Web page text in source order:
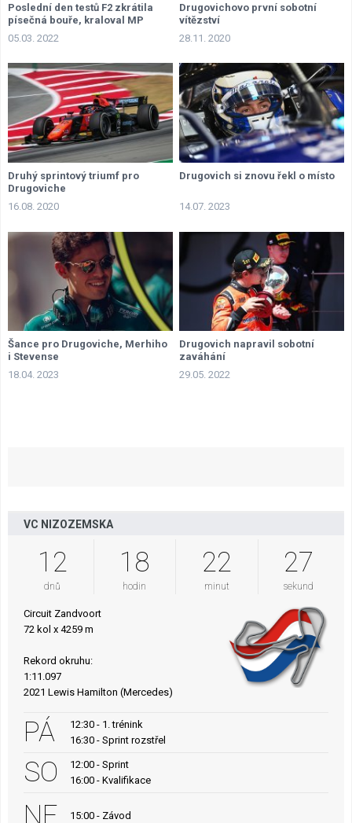
Poslední den testů F2 zkrátila
písečná bouře, kraloval MP
Motorsport
05.03. 2022
Drugovichovo první sobotní
vítězství
28.11. 2020
Druhý sprintový triumf pro
Drugoviche
16.08. 2020
Drugovich si znovu řekl o místo
14.07. 2023
Šance pro Drugoviche, Merhiho
i Stevense
18.04. 2023
Drugovich napravil sobotní
zaváhání
29.05. 2022
VC NIZOZEMSKA
12
dnů
18
hodin
22
minut
26
sekund
Circuit Zandvoort
72 kol x 4259 m
Rekord okruhu:
1:11.097
2021 Lewis Hamilton (Mercedes)
PÁ
12:30 - 1. trénink
16:30 - Sprint rozstřel
SO
12:00 - Sprint
16:00 - Kvalifikace
NE 15:00 - Závod